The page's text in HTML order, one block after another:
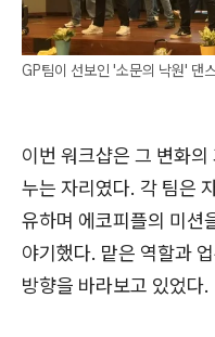
GP팀이 선보인 '소문의 낙원' 댄
이번 워크샵은 그 변화
누는 자리였다. 각 팀은
유하며 에코피플의 미션
야기했다. 맡은 역할과
방향을 바라보고 있었다.